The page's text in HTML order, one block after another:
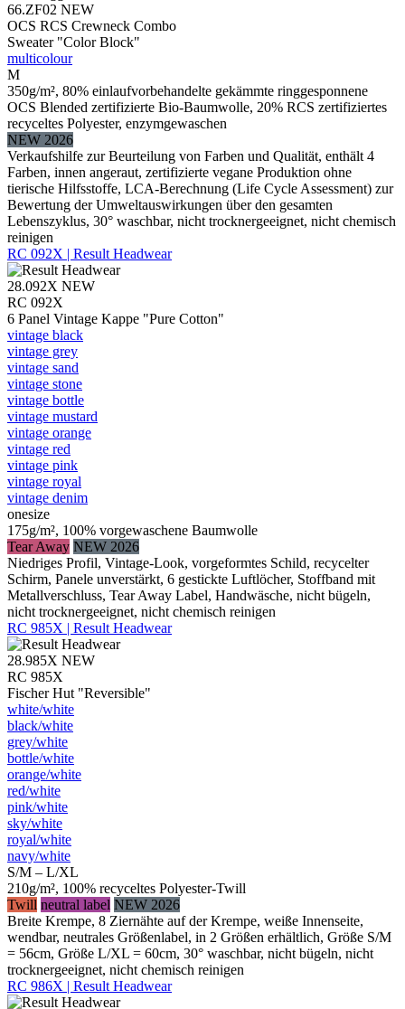
66.ZF02 NEW
OCS RCS Crewneck Combo
Sweater "Color Block"
multicolour
M
350g/m², 80% einlaufvorbehandelte gekämmte ringgesponnene
OCS Blended zertifizierte Bio-Baumwolle, 20% RCS zertifiziertes
recyceltes Polyester, enzymgewaschen
NEW 2026
Verkaufshilfe zur Beurteilung von Farben und Qualität, enthält 4
Farben, innen angeraut, zertifizierte vegane Produktion ohne
tierische Hilfsstoffe, LCA-Berechnung (Life Cycle Assessment) zur
Bewertung der Umweltauswirkungen über den gesamten
Lebenszyklus, 30° waschbar, nicht trocknergeeignet, nicht chemisch
reinigen
RC 092X | Result Headwear
28.092X NEW
RC 092X
6 Panel Vintage Kappe "Pure Cotton"
vintage black
vintage grey
vintage sand
vintage stone
vintage bottle
vintage mustard
vintage orange
vintage red
vintage pink
vintage royal
vintage denim
onesize
175g/m², 100% vorgewaschene Baumwolle
Tear Away NEW 2026
Niedriges Profil, Vintage-Look, vorgeformtes Schild, recycelter
Schirm, Panele unverstärkt, 6 gestickte Luftlöcher, Stoffband mit
Metallverschluss, Tear Away Label, Handwäsche, nicht bügeln,
nicht trocknergeeignet, nicht chemisch reinigen
RC 985X | Result Headwear
28.985X NEW
RC 985X
Fischer Hut "Reversible"
white/​white
black/​white
grey/​white
bottle/​white
orange/​white
red/​white
pink/​white
sky/​white
royal/​white
navy/​white
S/M – L/XL
210g/m², 100% recyceltes Polyester-Twill
Twill neutral label NEW 2026
Breite Krempe, 8 Ziernähte auf der Krempe, weiße Innenseite,
wendbar, neutrales Größenlabel, in 2 Größen erhältlich, Größe S/M
= 56cm, Größe L/XL = 60cm, 30° waschbar, nicht bügeln, nicht
trocknergeeignet, nicht chemisch reinigen
RC 986X | Result Headwear